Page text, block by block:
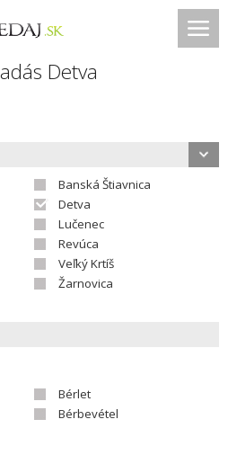
Detva
Banská Štiavnica
Detva
Lučenec
Revúca
Veľký Krtíš
Žarnovica
Bérlet
Bérbevétel